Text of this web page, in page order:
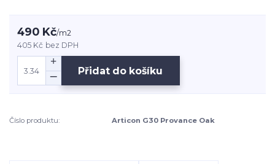
490 Kč/m2
405 Kč bez DPH
Přidat do košíku
Číslo produktu: Articon G30 Provance Oak